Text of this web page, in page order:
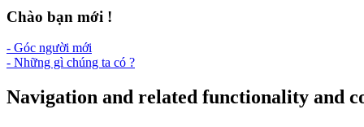
Chào bạn mới !
- Góc người mới
- Những gì chúng ta có ?
Navigation and related functionality and